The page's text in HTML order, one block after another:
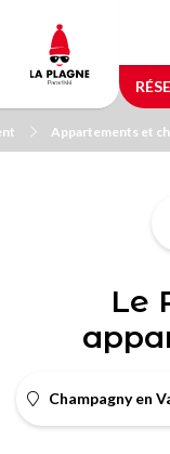
contenu
principal
Appartements et
Le
Champagny en